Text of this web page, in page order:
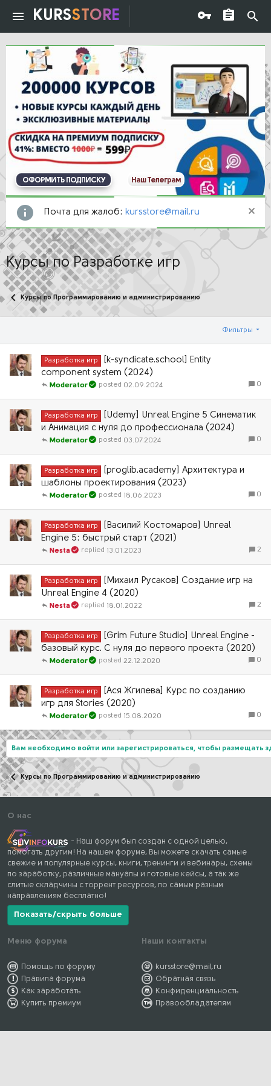
KURSSTORE
ОФОРМИТЬ ПОДПИСКУ Наш Телеграм
Почта для жалоб: kursstore@mail.ru
Курсы по Разработке игр
Курсы по Программированию и администрированию
Фильтры
Разработка игр
[k-syndicate.school] Entity
component system (2024)
0
02.09.2024
Moderator
Разработка игр
[Udemy] Unreal Engine 5 Синематик
и Анимация с нуля до профессионала (2024)
0
03.07.2024
Moderator
Разработка игр
[proglib.academy] Архитектура и
шаблоны проектирования (2023)
0
18.06.2023
Moderator
Разработка игр
[Василий Костомаров] Unreal
Engine 5: быстрый старт (2021)
2
13.01.2023
Nesta
Разработка игр
[Михаил Русаков] Создание игр на
Unreal Engine 4 (2020)
2
18.01.2022
Nesta
Разработка игр
[Grim Future Studio] Unreal Engine -
базовый курс. С нуля до первого проекта (2020)
0
22.12.2020
Moderator
Разработка игр
[Ася Жгилева] Курс по созданию
игр для Stories (2020)
0
15.08.2020
Moderator
Вам необходимо войти или зарегистрироваться, чтобы размещать
Курсы по Программированию и администрированию
О нас
- Наш форум был создан с одной целью,
помогать другим! На нашем форуме, Вы можете скачать самые
свежие и популярные курсы, книги, тренинги и вебинары, схемы
по заработку, различные мануалы и готовые кейсы, а так же
слитые складчины с торрент ресурсов, по самым разным
направлениям бесплатно!
Показать/скрыть больше
Меню форума
Помощь по форуму
Правила форума
Как заработать
Купить премиум
Наши контакты
kursstore@mail.ru
Обратная связь
Конфиденциальность
Правообладателям